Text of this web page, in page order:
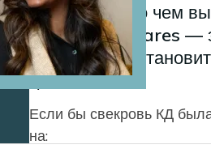
Последнее, о чем
деньги. WA Cares —
что когда вы
ценны.
Если бы свекровь КД
на: